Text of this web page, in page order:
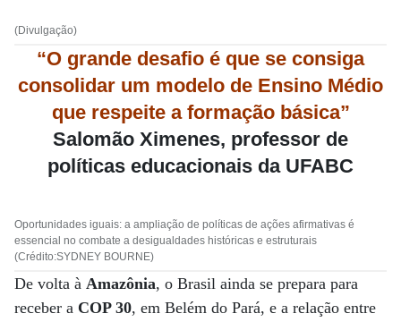
(Divulgação)
“O grande desafio é que se consiga
consolidar um modelo de Ensino Médio
que respeite a formação básica”
Salomão Ximenes, professor de
políticas educacionais da UFABC
Oportunidades iguais: a ampliação de políticas de ações afirmativas é
essencial no combate a desigualdades históricas e estruturais
(Crédito:SYDNEY BOURNE)
De volta à Amazônia, o Brasil ainda se prepara para
receber a COP 30, em Belém do Pará, e a relação entre